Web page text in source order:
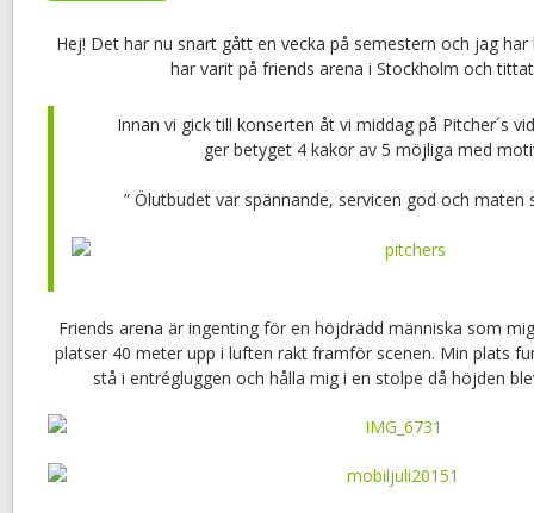
Hej! Det har nu snart gått en vecka på semestern och jag har
har varit på friends arena i Stockholm och
Innan vi gick till konserten åt vi middag på Pitcher´s
ger betyget 4 kakor av 5 möjliga med
” Ölutbudet var spännande, servicen god och maten
Friends arena är ingenting för en höjdrädd människa som
platser 40 meter upp i luften rakt framför scenen. Min plats
stå i entrégluggen och hålla mig i en stolpe då höjden